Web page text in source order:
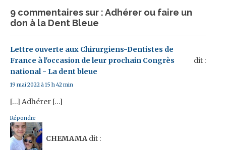
9 commentaires sur : Adhérer ou faire un
don à la Dent Bleue
Lettre ouverte aux Chirurgiens-Dentistes de
France à l'occasion de leur prochain Congrès
national - La dent bleue
dit :
19 mai 2022 à 15 h 42 min
[…] Adhérer […]
Répondre
CHEMAMA dit :